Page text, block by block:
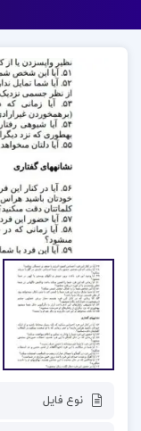
نوع فایل